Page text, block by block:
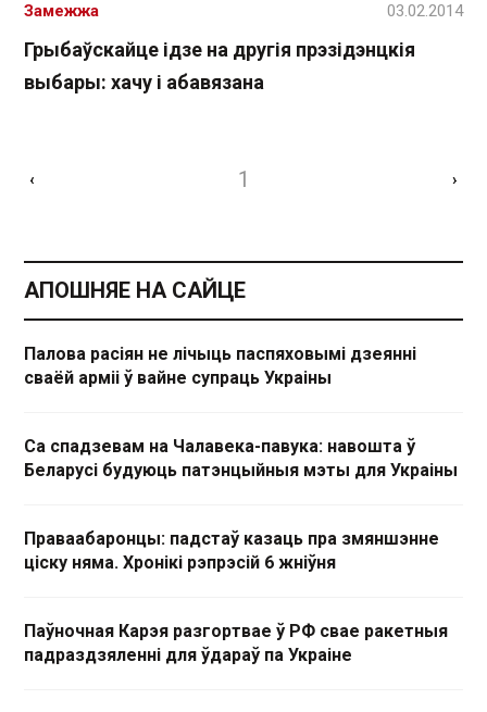
Грыбаўскайце ідзе на другія прэзідэнцкія
выбары: хачу і абавязана
Замежжа 03.02.2014
‹ 1 ›
АПОШНЯЕ НА САЙЦЕ
Палова расіян не лічыць паспяховымі дзеянні
сваёй арміі ў вайне супраць Украіны
Са спадзевам на Чалавека-павука: навошта ў
Беларусі будуюць патэнцыйныя мэты для Украіны
Праваабаронцы: падстаў казаць пра змяншэнне
ціску няма. Хронікі рэпрэсій 6 жніўня
Паўночная Карэя разгортвае ў РФ свае ракетныя
падраздзяленні для ўдараў па Украіне